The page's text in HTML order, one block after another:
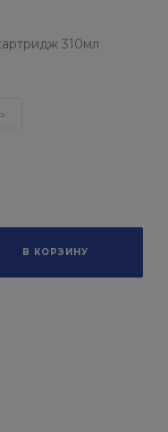
310мл
В КОРЗИНУ